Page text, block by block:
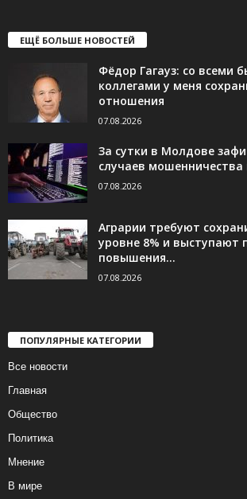
ЕЩЁ БОЛЬШЕ НОВОСТЕЙ
Фёдор Гагауз: со всеми
коллегами у меня
отношения
07.08.2026
За сутки в Молдове
случаев мошенничества
07.08.2026
Аграрии требуют
уровне 8% и выступают
повышения...
07.08.2026
ПОПУЛЯРНЫЕ КАТЕГОРИИ
Все новости
Главная
Общество
Политика
Мнение
В мире